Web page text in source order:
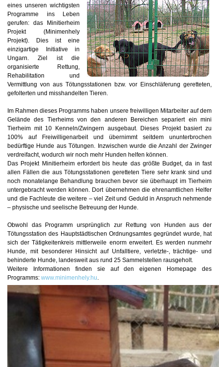
eines unseren wichtigsten
Programme ins Leben
gerufen: das Minitierheim
Projekt (Minimenhely
Projekt). Dies ist eine
einzigartige Initiative in
Ungarn. Ziel ist die
organisierte Rettung,
Rehabilitation und
Vermittlung von aus Tötungsstationen bzw. vor Einschläferung geretteten,
gefolterten und misshandelten Tieren.
Im Rahmen dieses Programms haben unsere freiwilligen Mitarbeiter auf dem
Gelände des Tierheims von den anderen Bereichen separiert ein mini
Tierheim mit 10 Kenneln/Zwingern ausgebaut. Dieses Projekt basiert zu
100% auf Freiwilligenarbeit und übernimmt seitdem ununterbrochen
bedürftige Hunde aus Tötungen. Inzwischen wurde die Anzahl der Zwinger
verdreifacht, wodurch wir noch mehr Hunden helfen können.
Das Projekt Minitierheim erfordert bis heute das größte Budget, da in fast
allen Fällen die aus Tötungsstationen geretteten Tiere sehr krank sind und
noch monatelange Behandlung brauchen bevor sie überhaupt im Tierheim
untergebracht werden können. Dort übernehmen die ehrenamtlichen Helfer
und die Fachleute die weitere – viel Zeit und Geduld in Anspruch nehmende
– physische und seelische Betreuung der Hunde.
Obwohl das Programm ursprünglich zur Rettung von Hunden aus der
Tötungsstation des Hauptstädtischen Ordnungsamtes gegründet wurde, hat
sich der Tätigkeitenkreis mittlerweile enorm erweitert. Es werden nunmehr
Hunde, mit besonderer Hinsicht auf Unfalltiere, verletzte-, trächtige- und
behinderte Hunde, landesweit aus rund 25 Sammelstellen rausgeholt.
Weitere Informationen finden sie auf den eigenen Homepage des
Programms: www.minimenhely.hu.